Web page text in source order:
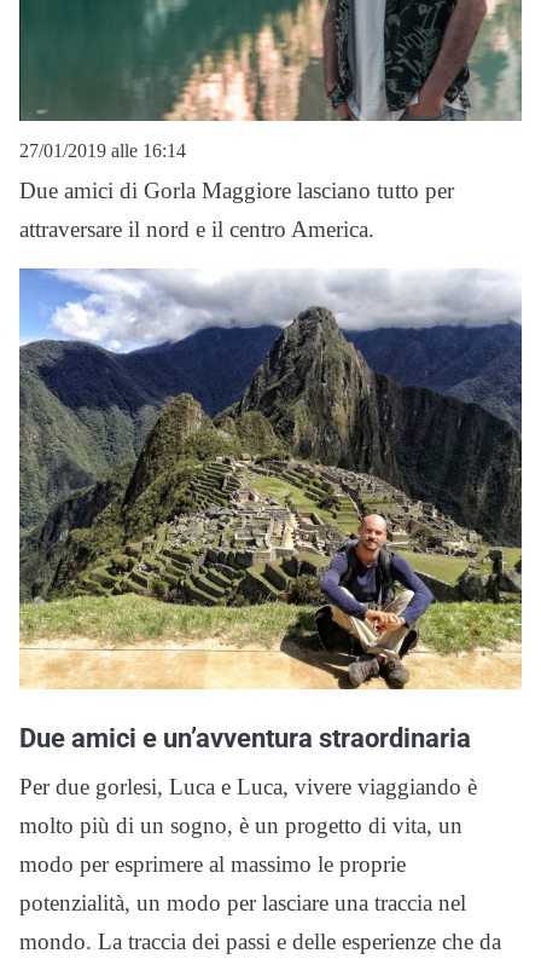
27/01/2019 alle 16:14
Due amici di Gorla Maggiore lasciano tutto per
attraversare il nord e il centro America.
Due amici e un’avventura straordinaria
Per due gorlesi, Luca e Luca, vivere viaggiando è
molto più di un sogno, è un progetto di vita, un
modo per esprimere al massimo le proprie
potenzialità, un modo per lasciare una traccia nel
mondo. La traccia dei passi e delle esperienze che da